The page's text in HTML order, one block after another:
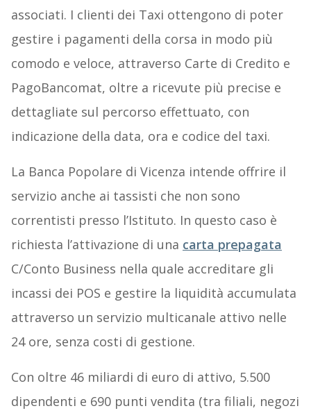
associati. I clienti dei Taxi ottengono di poter
gestire i pagamenti della corsa in modo più
comodo e veloce, attraverso Carte di Credito e
PagoBancomat, oltre a ricevute più precise e
dettagliate sul percorso effettuato, con
indicazione della data, ora e codice del taxi.
La Banca Popolare di Vicenza intende offrire il
servizio anche ai tassisti che non sono
correntisti presso l’Istituto. In questo caso è
richiesta l’attivazione di una carta prepagata
C/Conto Business nella quale accreditare gli
incassi dei POS e gestire la liquidità accumulata
attraverso un servizio multicanale attivo nelle
24 ore, senza costi di gestione.
Con oltre 46 miliardi di euro di attivo, 5.500
dipendenti e 690 punti vendita (tra filiali, negozi